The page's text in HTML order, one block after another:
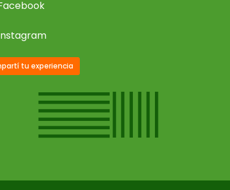
tu experiencia